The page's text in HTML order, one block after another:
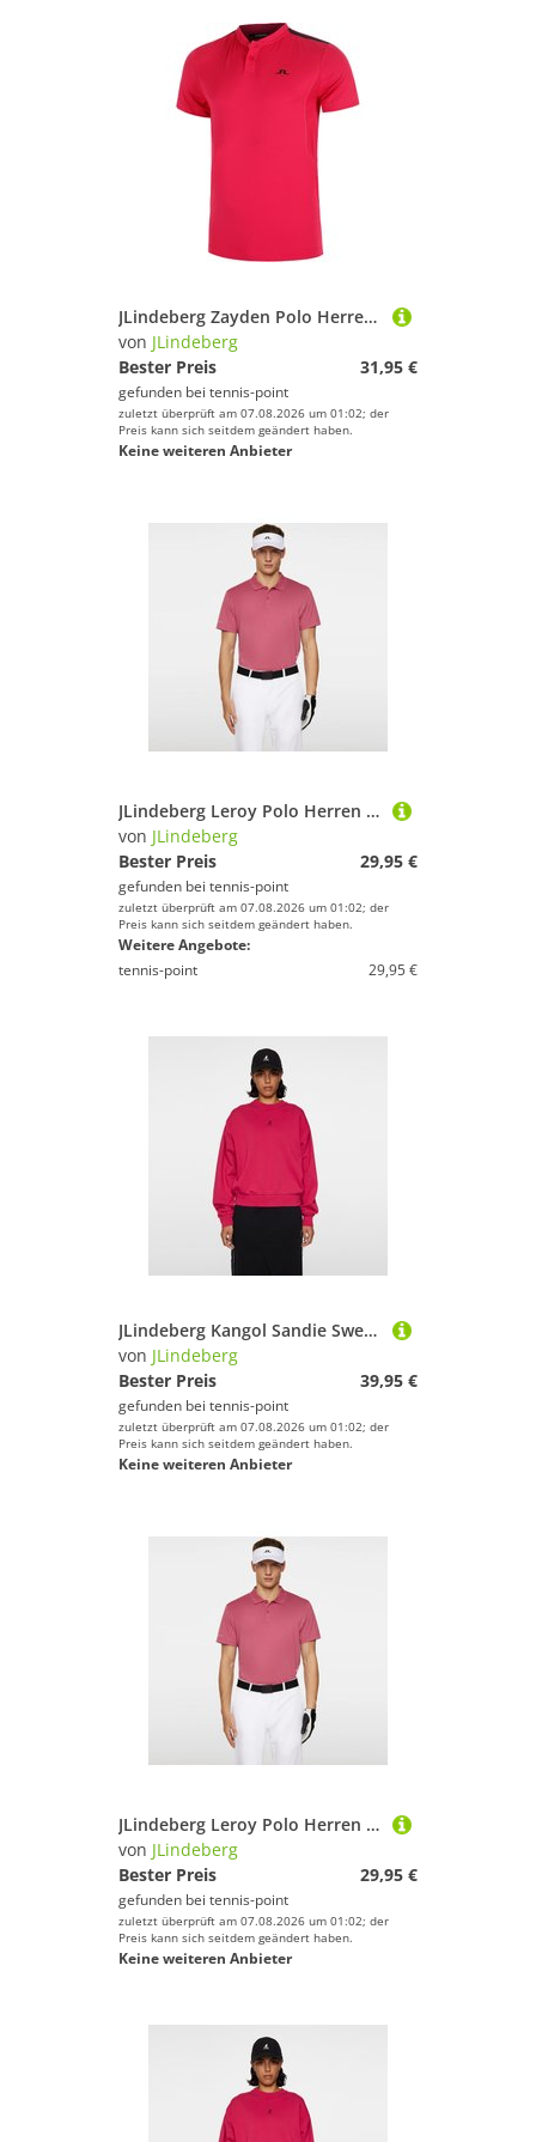
JLindeberg Zayden Polo Herren - Berry
von JLindeberg
Bester Preis
31,95 €
gefunden bei tennis-point
zuletzt überprüft am 07.08.2026 um 01:02; der
Preis kann sich seitdem geändert haben.
Keine weiteren Anbieter
JLindeberg Leroy Polo Herren - Berry
von JLindeberg
Bester Preis
29,95 €
gefunden bei tennis-point
zuletzt überprüft am 07.08.2026 um 01:02; der
Preis kann sich seitdem geändert haben.
Weitere Angebote:
tennis-point
29,95 €
JLindeberg Kangol Sandie Sweatshirt Damen - Pink
von JLindeberg
Bester Preis
39,95 €
gefunden bei tennis-point
zuletzt überprüft am 07.08.2026 um 01:02; der
Preis kann sich seitdem geändert haben.
Keine weiteren Anbieter
JLindeberg Leroy Polo Herren - Berry
von JLindeberg
Bester Preis
29,95 €
gefunden bei tennis-point
zuletzt überprüft am 07.08.2026 um 01:02; der
Preis kann sich seitdem geändert haben.
Keine weiteren Anbieter